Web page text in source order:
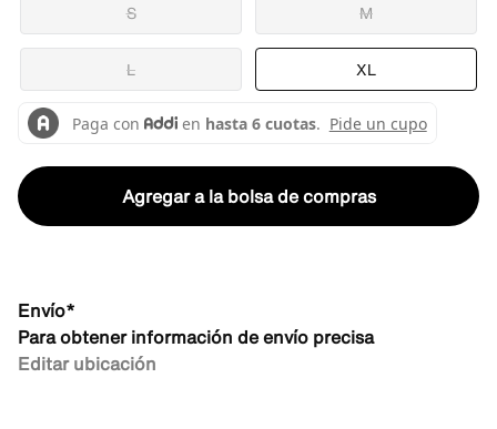
S M
L XL
Agregar a la bolsa de compras
Envío*
Para obtener información de envío precisa
Editar ubicación